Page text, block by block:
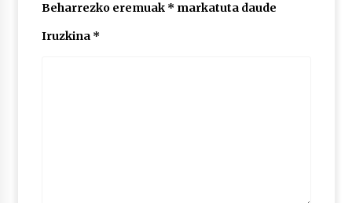
Beharrezko eremuak * markatuta daude
Iruzkina *